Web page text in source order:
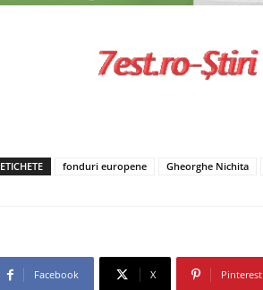
ETICHETE fonduri europene Gheorghe Nichita
Facebook X Pinterest